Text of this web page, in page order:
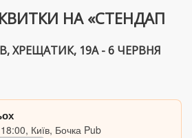
НА «СТЕНДАП
ХРЕЩАТИК, 19А - 6 ЧЕРВНЯ
Київ, Бочка Pub